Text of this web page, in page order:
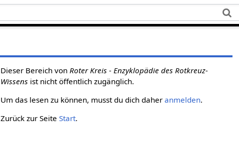
Dieser Bereich von Roter Kreis - Enzyklopädie des Rotkreuz-
Wissens ist nicht öffentlich zugänglich.
Um das lesen zu können, musst du dich daher anmelden.
Zurück zur Seite Start.